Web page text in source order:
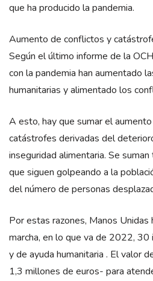
que ha producido la pandemia.
Aumento de conflictos y
Según el último informe de la
con la pandemia han aumentado
humanitarias y alimentado los
A esto, hay que sumar el
catástrofes derivadas del
inseguridad alimentaria. Se
que siguen golpeando a la
del número de personas
Por estas razones, Manos
marcha, en lo que va de 2022, 30
y de ayuda humanitaria . El valor
1,3 millones de euros- para